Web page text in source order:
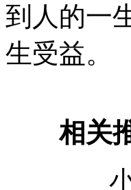
到人的一
生受益。
相关推